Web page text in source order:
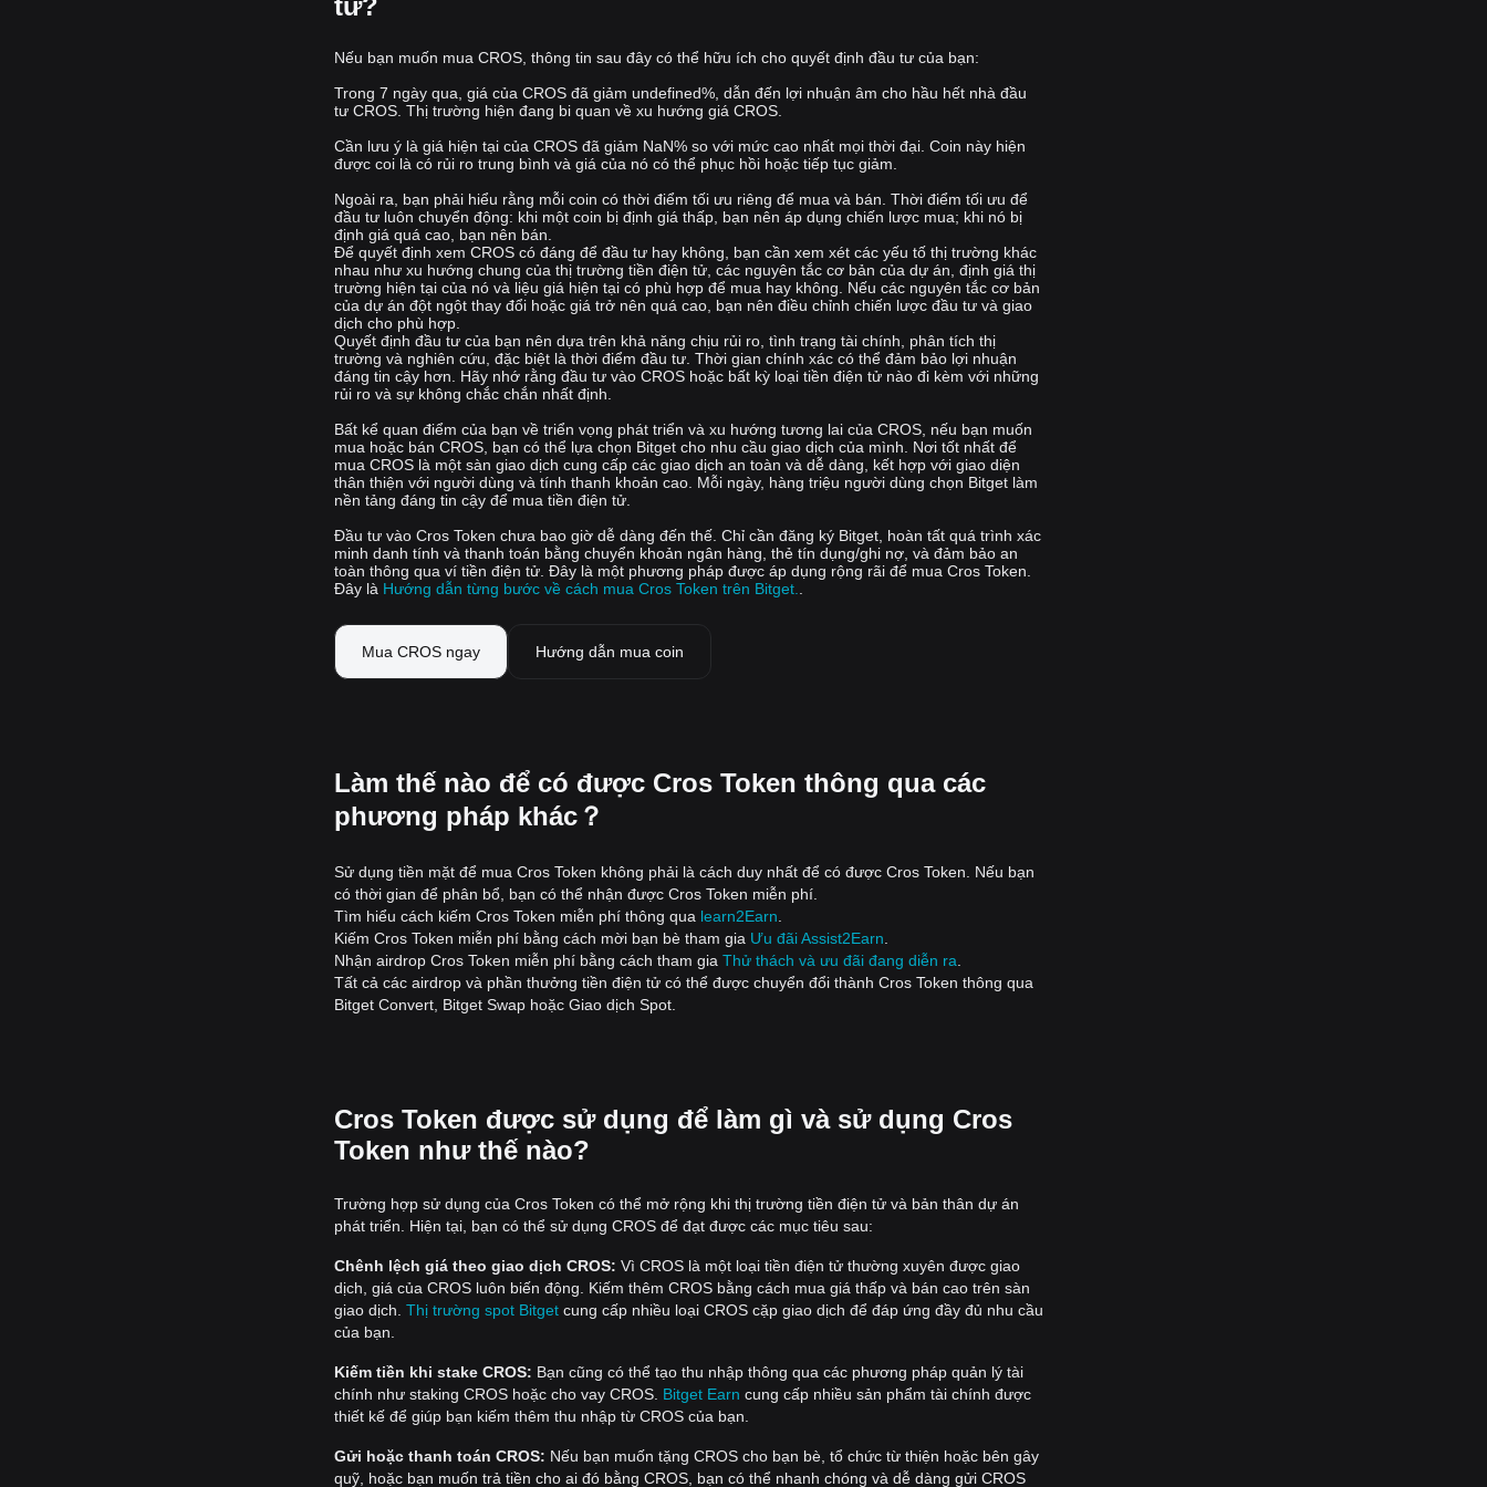
tảng.
Tổng nguồn cung của token CROS được giới hạn ở mức
1,000,000,000 token, đảm bảo việc phát hành token được kiểm soát
và trả dần theo thời gian. Mô hình tokenomics được kiểm soát này
được thiết kế để thúc đẩy sự ổn định và tăng trưởng trong hệ sinh
Kết luận
Cros cung cấp một giải pháp phi tập trung và dựa trên blockchain
cho quảng cáo trong game, mang lại tính minh bạch và hiệu quả
cho các nhà phát triển game, nhà quảng cáo và người chơi. Với tài
sản quảng cáo dựa trên NFT và quy trình đấu thầu dựa trên hợp
đồng thông minh, nền tảng nhằm phá vỡ các mô hình quảng cáo kỹ
thuật số truyền thống, cho phép một hệ sinh thái quảng cáo an toàn,
minh bạch và có thể mở rộng hơn trong ngành công nghiệp game.
Token CROS đóng vai trò là xương sống của hệ sinh thái này, cho
phép staking, xác thực, quản trị và thanh toán, đảm bảo tất cả người
tham gia có thể đóng góp và hưởng lợi từ sự tăng trưởng của nền
tảng.
tử?
Nếu bạn muốn mua CROS, thông tin sau đây có thể hữu ích cho quyết định đầu tư của bạn:
Trong 7 ngày qua, giá của CROS đã giảm undefined%, dẫn đến lợi nhuận âm cho hầu hết nhà đầu
tư CROS. Thị trường hiện đang bi quan về xu hướng giá CROS.
Cần lưu ý là giá hiện tại của CROS đã giảm NaN% so với mức cao nhất mọi thời đại. Coin này hiện
được coi là có rủi ro trung bình và giá của nó có thể phục hồi hoặc tiếp tục giảm.
Ngoài ra, bạn phải hiểu rằng mỗi coin có thời điểm tối ưu riêng để mua và bán. Thời điểm tối ưu để
đầu tư luôn chuyển động: khi một coin bị định giá thấp, bạn nên áp dụng chiến lược mua; khi nó bị
định giá quá cao, bạn nên bán.
Để quyết định xem CROS có đáng để đầu tư hay không, bạn cần xem xét các yếu tố thị trường khác
nhau như xu hướng chung của thị trường tiền điện tử, các nguyên tắc cơ bản của dự án, định giá thị
trường hiện tại của nó và liệu giá hiện tại có phù hợp để mua hay không. Nếu các nguyên tắc cơ bản
của dự án đột ngột thay đổi hoặc giá trở nên quá cao, bạn nên điều chỉnh chiến lược đầu tư và giao
dịch cho phù hợp.
Quyết định đầu tư của bạn nên dựa trên khả năng chịu rủi ro, tình trạng tài chính, phân tích thị
trường và nghiên cứu, đặc biệt là thời điểm đầu tư. Thời gian chính xác có thể đảm bảo lợi nhuận
đáng tin cậy hơn. Hãy nhớ rằng đầu tư vào CROS hoặc bất kỳ loại tiền điện tử nào đi kèm với những
rủi ro và sự không chắc chắn nhất định.
Bất kể quan điểm của bạn về triển vọng phát triển và xu hướng tương lai của CROS, nếu bạn muốn
mua hoặc bán CROS, bạn có thể lựa chọn Bitget cho nhu cầu giao dịch của mình. Nơi tốt nhất để
mua CROS là một sàn giao dịch cung cấp các giao dịch an toàn và dễ dàng, kết hợp với giao diện
thân thiện với người dùng và tính thanh khoản cao. Mỗi ngày, hàng triệu người dùng chọn Bitget làm
nền tảng đáng tin cậy để mua tiền điện tử.
Đầu tư vào Cros Token chưa bao giờ dễ dàng đến thế. Chỉ cần đăng ký Bitget, hoàn tất quá trình xác
minh danh tính và thanh toán bằng chuyển khoản ngân hàng, thẻ tín dụng/ghi nợ, và đảm bảo an
toàn thông qua ví tiền điện tử. Đây là một phương pháp được áp dụng rộng rãi để mua Cros Token.
Đây là Hướng dẫn từng bước về cách mua Cros Token trên Bitget.
Mua CROS ngay Hướng dẫn mua coin
Làm thế nào để có được Cros Token thông qua các
phương pháp khác？
Sử dụng tiền mặt để mua Cros Token không phải là cách duy nhất để có được Cros Token. Nếu bạn
có thời gian để phân bổ, bạn có thể nhận được Cros Token miễn phí.
Tìm hiểu cách kiếm Cros Token miễn phí thông qua learn2Earn
Kiếm Cros Token miễn phí bằng cách mời bạn bè tham gia Ưu đãi Assist2Earn
Nhận airdrop Cros Token miễn phí bằng cách tham gia Thử thách và ưu đãi đang diễn ra
Tất cả các airdrop và phần thưởng tiền điện tử có thể được chuyển đổi thành Cros Token thông qua
Bitget Convert, Bitget Swap hoặc Giao dịch Spot.
Cros Token được sử dụng để làm gì và sử dụng Cros
Token như thế nào?
Trường hợp sử dụng của Cros Token có thể mở rộng khi thị trường tiền điện tử và bản thân dự án
phát triển. Hiện tại, bạn có thể sử dụng CROS để đạt được các mục tiêu sau:
Chênh lệch giá theo giao dịch CROS: Vì CROS là một loại tiền điện tử thường xuyên được giao
dịch, giá của CROS luôn biến động. Kiếm thêm CROS bằng cách mua giá thấp và bán cao trên sàn
giao dịch. Thị trường spot Bitget cung cấp nhiều loại CROS cặp giao dịch để đáp ứng đầy đủ nhu cầu
của bạn.
Kiếm tiền khi stake CROS: Bạn cũng có thể tạo thu nhập thông qua các phương pháp quản lý tài
chính như staking CROS hoặc cho vay CROS. Bitget Earn cung cấp nhiều sản phẩm tài chính được
thiết kế để giúp bạn kiếm thêm thu nhập từ CROS của bạn.
Gửi hoặc thanh toán CROS: Nếu bạn muốn tặng CROS cho bạn bè, tổ chức từ thiện hoặc bên gây
quỹ, hoặc bạn muốn trả tiền cho ai đó bằng CROS, bạn có thể nhanh chóng và dễ dàng gửi CROS